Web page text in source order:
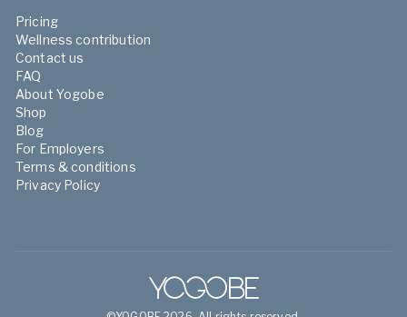
Pricing
Wellness contribution
Contact us
FAQ
About Yogobe
Shop
Blog
For Employers
Terms & conditions
Privacy Policy